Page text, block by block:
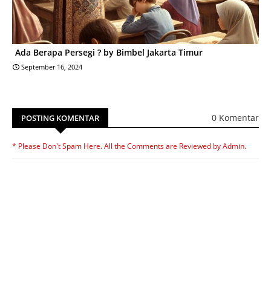
Ada Berapa Persegi ? by Bimbel Jakarta Timur
September 16, 2024
POSTING KOMENTAR 0 Komentar
* Please Don't Spam Here. All the Comments are Reviewed by Admin.